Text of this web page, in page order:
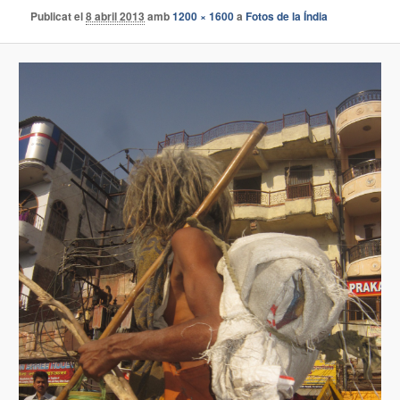
Publicat el8 abril 2013 amb1200 × 1600aFotos de la Índia